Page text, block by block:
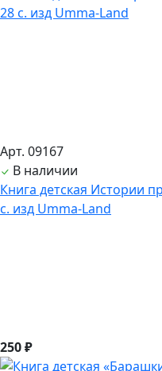
Арт. 09167
В наличии
Книга детская Истории
с. изд Umma-Land
250 ₽